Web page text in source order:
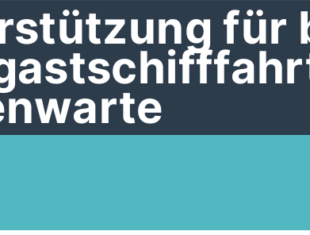
für